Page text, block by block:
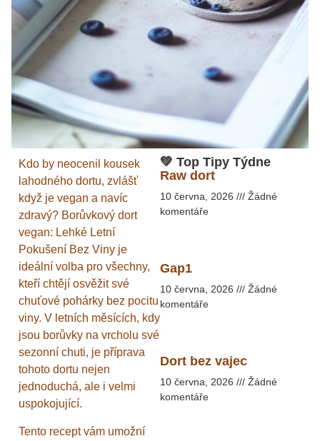
Kdo by neocenil kousek
lahodného dortu, zvlášť
když je vegan a navíc
zdravý? Borůvkový dort
vegan: Lehké Letní
Pokušení Bez Viny je
ideální volba pro všechny,
kteří chtějí osvěžit své
chuťové pohárky bez pocitu
viny. V letních měsících, kdy
jsou borůvky na vrcholu své
sezonní chuti, je příprava
tohoto dortu nejen
jednoduchá, ale i velmi
uspokojující.
Tento recept vám umožní
💚 Top Tipy Týdne
Raw dort
10 června, 2026
Žádné
komentáře
Gap1
10 června, 2026
Žádné
komentáře
Dort bez vajec
10 června, 2026
Žádné
komentáře